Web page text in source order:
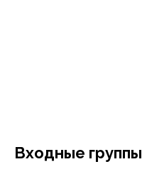
Входные группы